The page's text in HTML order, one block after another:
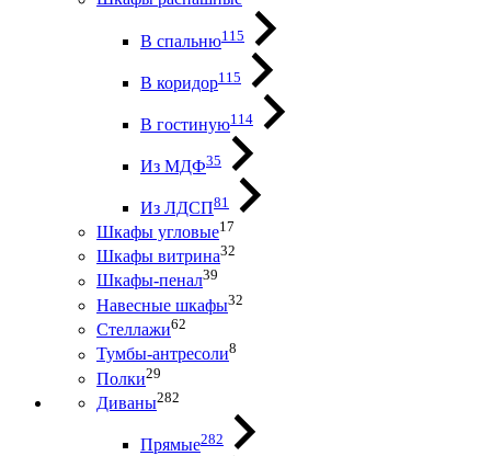
В спальню115
В коридор115
В гостиную114
Из МДФ35
Из ЛДСП81
Шкафы угловые17
Шкафы витрина32
Шкафы-пенал39
Навесные шкафы32
Стеллажи62
Тумбы-антресоли8
Полки29
Диваны282
Прямые282